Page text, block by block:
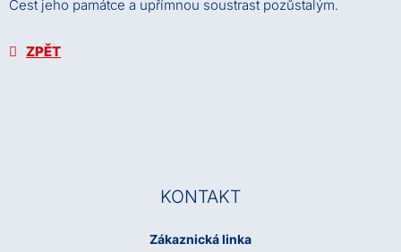
Čest jeho památce a upřímnou soustrast pozůstalým.
ZPĚT
KONTAKT
Zákaznická linka